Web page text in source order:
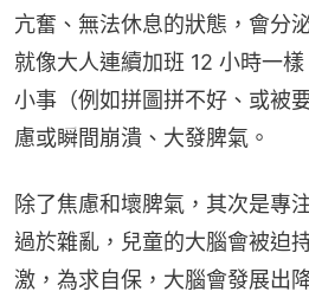
亢奮、無法休息的狀態，會分
就像大人連續加班 12 小時一
小事（例如拼圖拼不好、或被
慮或瞬間崩潰、大發脾氣。
除了焦慮和壞脾氣，其次是專
過於雜亂，兒童的大腦會被迫
激，為求自保，大腦會發展出